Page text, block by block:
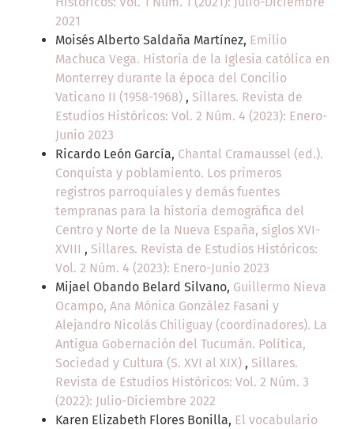
2021
Moisés Alberto Saldaña Martínez, Emilio
Machuca Vega. Historia de la Iglesia católica en
Monterrey durante la época del Concilio
Vaticano II (1958-1968) , Sillares. Revista de
Estudios Históricos: Vol. 2 Núm. 4 (2023): Enero-
Junio 2023
Ricardo León García, Chantal Cramaussel (ed.).
Conquista y poblamiento. Los primeros
registros parroquiales y demás fuentes
tempranas para la historia demográfica del
Centro y Norte de la Nueva España, siglos XVI-
XVIII , Sillares. Revista de Estudios Históricos:
Vol. 2 Núm. 4 (2023): Enero-Junio 2023
Mijael Obando Belard Silvano, Guillermo Nieva
Ocampo, Ana Mónica González Fasani y
Alejandro Nicolás Chiliguay (coordinadores). La
Antigua Gobernación del Tucumán. Política,
Sociedad y Cultura (S. XVI al XIX) , Sillares.
Revista de Estudios Históricos: Vol. 2 Núm. 3
(2022): Julio-Diciembre 2022
Karen Elizabeth Flores Bonilla, El vocabulario